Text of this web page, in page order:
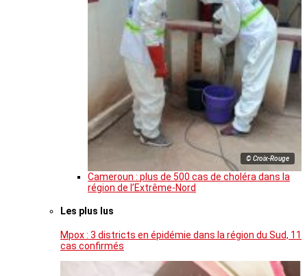
© Croix-Rouge
Cameroun : plus de 500 cas de choléra dans la
région de l’Extrême-Nord
Les plus lus
Mpox : 3 districts en épidémie dans la région du Sud, 11
cas confirmés